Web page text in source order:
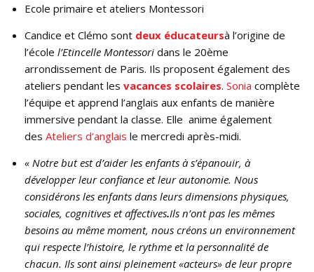
Ecole primaire et ateliers Montessori
Candice et Clémo sont deux éducateursà l’origine de
l’école l’Etincelle Montessori dans le 20ème
arrondissement de Paris. Ils proposent également des
ateliers pendant les vacances scolaires. Sonia complète
l’équipe et apprend l’anglais aux enfants de manière
immersive pendant la classe. Elle anime également
des Ateliers d’anglais le mercredi après-midi.
« Notre but est d’aider les enfants à s’épanouir, à
développer leur confiance et leur autonomie. Nous
considérons les enfants dans leurs dimensions physiques,
sociales, cognitives et affectives.Ils n’ont pas les mêmes
besoins au même moment, nous créons un environnement
qui respecte l’histoire, le rythme et la personnalité de
chacun. Ils sont ainsi pleinement «acteurs» de leur propre